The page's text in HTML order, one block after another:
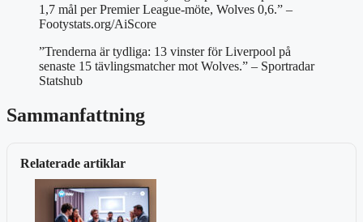
1,7 mål per Premier League-möte, Wolves 0,6.” –
Footystats.org/AiScore
”Trenderna är tydliga: 13 vinster för Liverpool på
senaste 15 tävlingsmatcher mot Wolves.” – Sportradar
Statshub
Sammanfattning
Relaterade artiklar